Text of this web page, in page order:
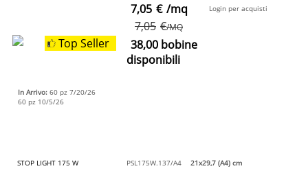
Top Seller
7,05 €/MQ
7,05 € /mq
38,00 bobine
disponibili
Login per acquisti
In Arrivo: 60 pz 7/20/26
60 pz 10/5/26
STOP LIGHT 175 W PSL175W.137/A4 21x29,7 (A4) cm